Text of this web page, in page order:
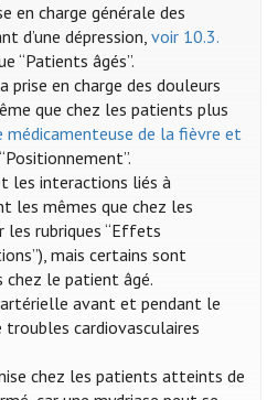
en charge générale des
d’une dépression,voir 10.3.
“Patients âgés”.
prise en charge des douleurs
que chez les patients plus
médicamenteuse de la fièvre et
les interactions liés à
les mêmes que chez les
les rubriques “Effets
mais certains sont
chez le patient âgé.
avant et pendant le
cardiovasculaires
chez les patients atteints de